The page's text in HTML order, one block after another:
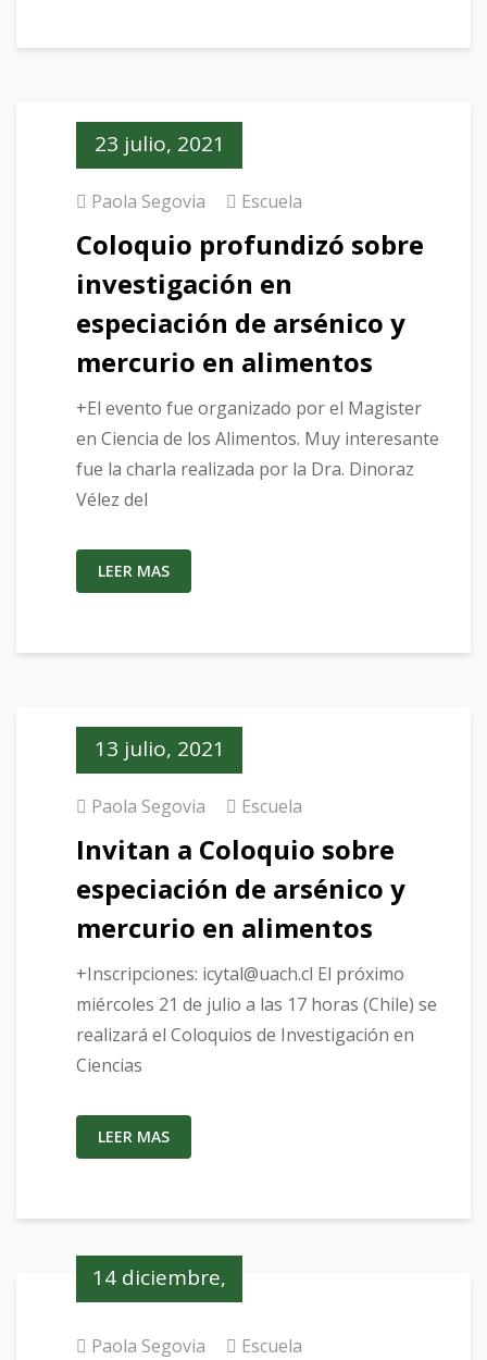
23 julio, 2021
Paola Segovia Escuela
Coloquio profundizó sobre
investigación en
especiación de arsénico y
mercurio en alimentos
+El evento fue organizado por el Magister
en Ciencia de los Alimentos. Muy interesante
fue la charla realizada por la Dra. Dinoraz
Vélez del
LEER MAS
13 julio, 2021
Paola Segovia Escuela
Invitan a Coloquio sobre
especiación de arsénico y
mercurio en alimentos
+Inscripciones: icytal@uach.cl El próximo
miércoles 21 de julio a las 17 horas (Chile) se
realizará el Coloquios de Investigación en
Ciencias
LEER MAS
14 diciembre,
Paola Segovia Escuela